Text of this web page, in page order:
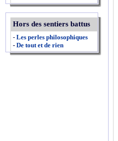
Hors des sentiers battus
- Les perles philosophiques
- De tout et de rien